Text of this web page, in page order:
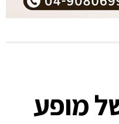
מופע